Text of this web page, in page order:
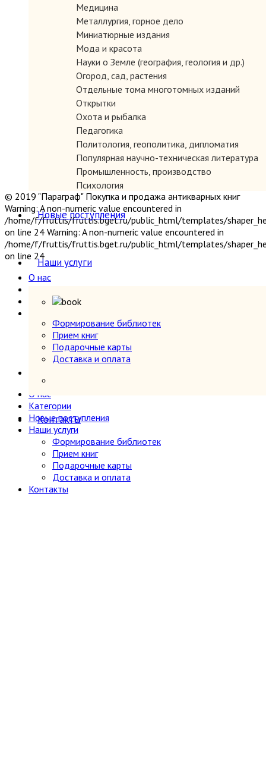
Медицина
Металлургия, горное дело
Миниатюрные издания
Мода и красота
Науки о Земле (география, геология и др.)
Огород, сад, растения
Отдельные тома многотомных изданий
Открытки
Охота и рыбалка
Педагогика
Политология, геополитика, дипломатия
Популярная научно-техническая литература
Промышленность, производство
Психология
Путешествия. Географические открытия
Религия
Сатира и юмор
Секс и эротика
Сельское хозяйство
Словари
Спорт и физкультура
Транспорт
Учебники и самоучители иностранных языков
Физика
Философия
Художественная литература
Экономика, политэкономия
Электроника, электротехника, радио и связь
Энергетика
Языкознание
Новые поступления
Наши услуги
Формирование библиотек
Прием книг
Подарочные карты
Доставка и оплата
Контакты
© 2019 "Параграф" Покупка и продажа антикварных книг
Warning: A non-numeric value encountered in
/home/f/fruttis/fruttis.bget.ru/public_html/templates/
on line 24 Warning: A non-numeric value encountered in
/home/f/fruttis/fruttis.bget.ru/public_html/templates/
on line 24
О нас
Новые поступления
Формирование библиотек
Прием книг
Подарочные карты
Доставка и оплата
О нас
Категории
Новые поступления
Наши услуги
Формирование библиотек
Прием книг
Подарочные карты
Доставка и оплата
Контакты